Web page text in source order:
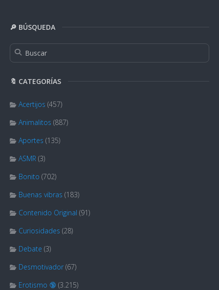
🔎 BÚSQUEDA
🔖 CATEGORÍAS
Acertijos (457)
Animalitos (887)
Aportes (135)
ASMR (3)
Bonito (702)
Buenas vibras (183)
Contenido Original (91)
Curiosidades (28)
Debate (3)
Desmotivador (67)
Erotismo 🔞 (3.215)